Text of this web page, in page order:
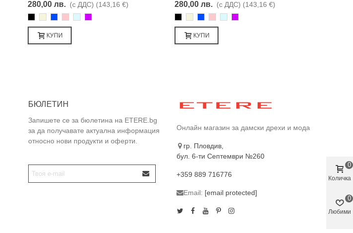
280,00 лв. (с ДДС) (143,16 €)
КУПИ
280,00 лв. (с ДДС) (143,16 €)
КУПИ
БЮЛЕТИН
Запишете се за бюлетина на ETERE.bg
за да получавате актуална информация
относно нови продукти и оферти.
Онлайн магазин за дамски дрехи и мода
гр. Пловдив,
бул. 6-ти Септември №260
+359 889 716776
Email: [email protected]
Количка
0
Любими
0